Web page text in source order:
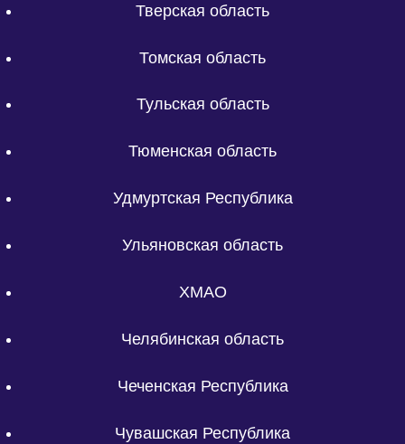
Тверская область
Томская область
Тульская область
Тюменская область
Удмуртская Республика
Ульяновская область
ХМАО
Челябинская область
Чеченская Республика
Чувашская Республика